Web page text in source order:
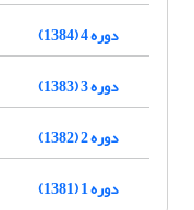
دوره 4 (1384)
دوره 3 (1383)
دوره 2 (1382)
دوره 1 (1381)